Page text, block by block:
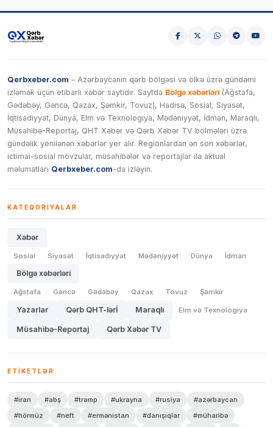
Qerbxeber.com – Azərbaycanın qərb bölgəsi və ölkə üzrə gündəmi
izləmək üçün etibarlı xəbər saytıdır. Saytda Bölgə xəbərləri (Ağstafa,
Gədəbəy, Gəncə, Qazax, Şəmkir, Tovuz), Hadisə, Sosial, Siyasət,
İqtisadiyyat, Dünya, Elm və Texnologiya, Mədəniyyət, İdman, Maraqlı,
Müsahibə-Reportaj, QHT Xəbər və Qərb Xəbər TV bölmələri üzrə
gündəlik yenilənən xəbərlər yer alır. Regionlardan ən son xəbərlər,
ictimai-sosial mövzular, müsahibələr və reportajlar ilə aktual
məlumatları Qerbxeber.com-da izləyin.
KATEQORIYALAR
Xəbər
Sosial Siyasət İqtisadiyyat Mədəniyyət Dünya İdman
Bölgə xəbərləri
Ağstafa Gəncə Gədəbəy Qazax Tovuz Şəmkir
Yazarlar Qərb QHT-lərİ Maraqlı Elm və Texnologiya
Müsahibə-Reportaj Qərb Xəbər TV
ETIKETLƏR
#iran #abş #tramp #ukrayna #rusiya
#azərbaycan
#hörmüz
#neft #ermənistan #danışıqlar
#müharibə